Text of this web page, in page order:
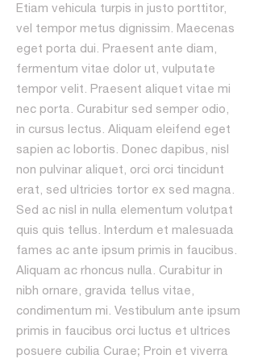
Etiam vehicula turpis in justo porttitor,
vel tempor metus dignissim. Maecenas
eget porta dui. Praesent ante diam,
fermentum vitae dolor ut, vulputate
tempor velit. Praesent aliquet vitae mi
nec porta. Curabitur sed semper odio,
in cursus lectus. Aliquam eleifend eget
sapien ac lobortis. Donec dapibus, nisl
non pulvinar aliquet, orci orci tincidunt
erat, sed ultricies tortor ex sed magna.
Sed ac nisl in nulla elementum volutpat
quis quis tellus. Interdum et malesuada
fames ac ante ipsum primis in faucibus.
Aliquam ac rhoncus nulla. Curabitur in
nibh ornare, gravida tellus vitae,
condimentum mi. Vestibulum ante ipsum
primis in faucibus orci luctus et ultrices
posuere cubilia Curae; Proin et viverra